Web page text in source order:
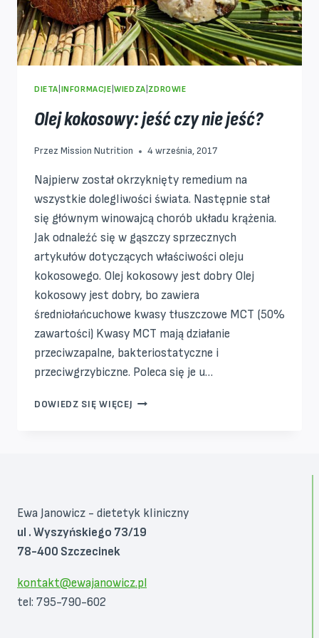
DIETA INFORMACJE |WIEDZA |ZDROWIE
Olej kokosowy: jeść czy nie jeść?
Przez Mission Nutrition 4 września, 2017
Najpierw został okrzyknięty remedium na
wszystkie dolegliwości świata. Następnie stał
się głównym winowajcą chorób układu krążenia.
Jak odnaleźć się w gąszczy sprzecznych
artykułów dotyczących właściwości oleju
kokosowego. Olej kokosowy jest dobry Olej
kokosowy jest dobry, bo zawiera
średniołańcuchowe kwasy tłuszczowe MCT (50%
zawartości) Kwasy MCT mają działanie
przeciwzapalne, bakteriostatyczne i
przeciwgrzybiczne. Poleca się je u…
DOWIEDZ SIĘ WIĘCEJ OLEJ
Ewa Janowicz - dietetyk kliniczny
ul . Wyszyńskiego 73/19
78-400 Szczecinek
kontakt@ewajanowicz.pl
tel: 795-790-602